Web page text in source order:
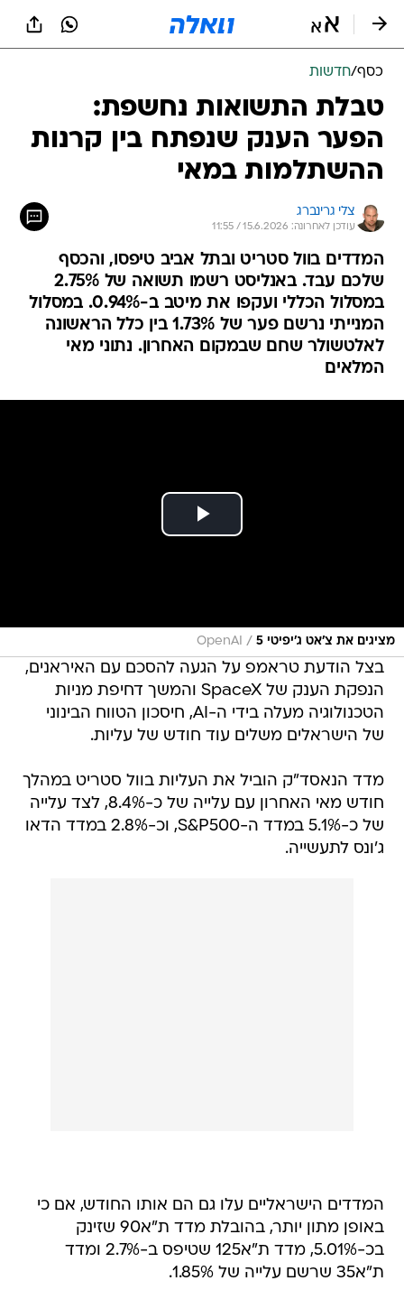
כסף/חדשות
טבלת התשואות נחשפת:
הפער הענק שנפתח בין קרנות
ההשתלמות במאי
צלי גרינברג
עודכן לאחרונה: 15.6.2026 / 11:55
המדדים בוול סטריט ובתל אביב טיפסו, והכסף
שלכם עבד. באנליסט רשמו תשואה של 2.75%
במסלול הכללי ועקפו את מיטב ב-0.94%. במסלול
המנייתי נרשם פער של 1.73% בין כלל הראשונה
לאלטשולר שחם שבמקום האחרון. נתוני מאי
המלאים
מציגים את צ'אט ג'יפיטי 5 /
OpenAI
בצל הודעת טראמפ על הגעה להסכם עם האיראנים,
הנפקת הענק של SpaceX והמשך דחיפת מניות
הטכנולוגיה מעלה בידי ה-AI, חיסכון הטווח הבינוני
של הישראלים משלים עוד חודש של עליות.
מדד הנאסד"ק הוביל את העליות בוול סטריט במהלך
חודש מאי האחרון עם עלייה של כ-8.4%, לצד עלייה
של כ-5.1% במדד ה-S&P500, וכ-2.8% במדד הדאו
ג'ונס לתעשייה.
המדדים הישראליים עלו גם הם אותו החודש, אם כי
באופן מתון יותר, בהובלת מדד ת"א90 שזינק
בכ-5.01%, מדד ת"א125 שטיפס ב-2.7% ומדד
ת"א35 שרשם עלייה של 1.85%.